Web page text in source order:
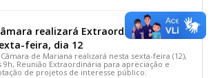
realizará Extraordinária nesta
feira, dia 12
de Mariana realizará nesta sexta-feira (12),
9h, Reunião Extraordinária para apreciação e
de projetos de interesse público.